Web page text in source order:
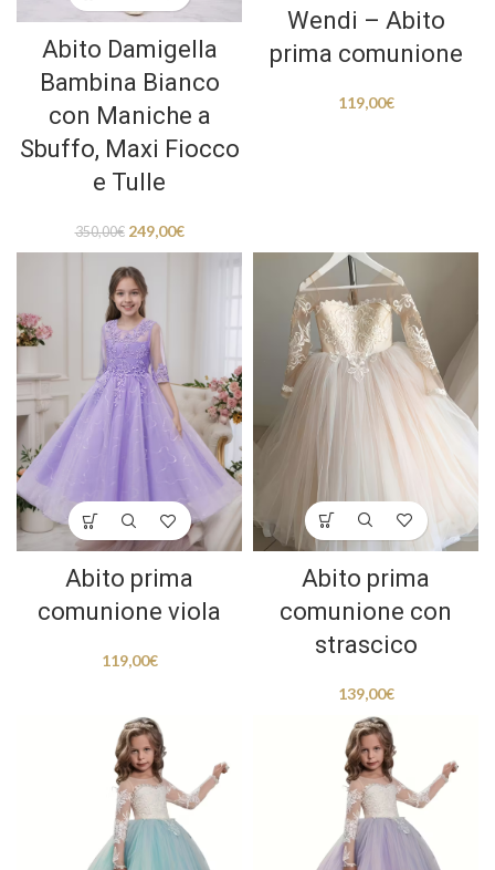
Abito Damigella
Bambina Bianco
con Maniche a
Sbuffo, Maxi Fiocco
e Tulle
350,00€ 249,00€
Wendi – Abito
prima comunione
119,00€
Abito prima
comunione viola
119,00€
Abito prima
comunione con
strascico
139,00€